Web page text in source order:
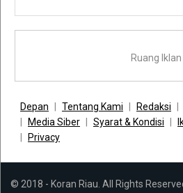
Ruang Iklan
Depan Tentang Kami Redaksi
Media Siber
Syarat & Kondisi
Privacy
© 2018 - Koran Riau. All Rights